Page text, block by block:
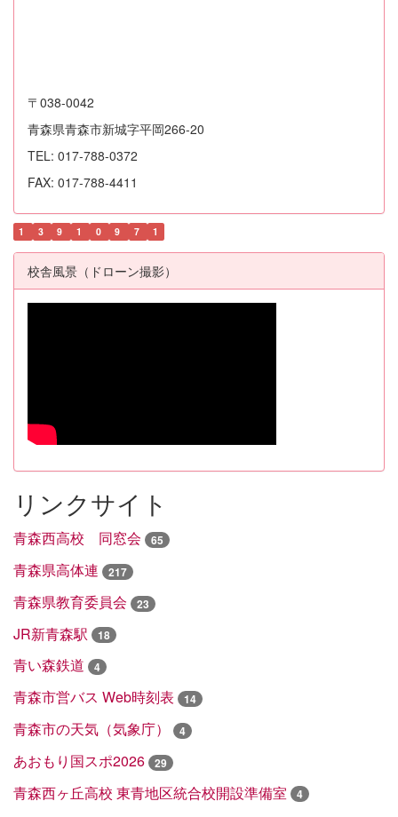
〒038-0042
青森県青森市新城字平岡266-20
TEL: 017-788-0372
FAX: 017-788-4411
1 3 9 1 0 9 7 1
校舎風景（ドローン撮影）
リンクサイト
青森西高校 同窓会 65
青森県高体連 217
青森県教育委員会 23
JR新青森駅 18
青い森鉄道 4
青森市営バス Web時刻表 14
青森市の天気（気象庁） 4
あおもり国スポ2026 29
青森西ヶ丘高校 東青地区統合校開設準備室 4